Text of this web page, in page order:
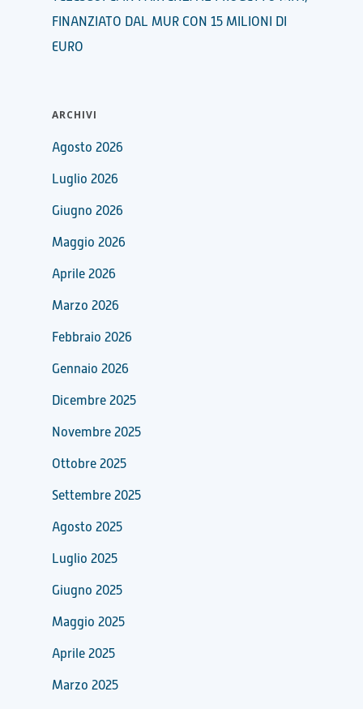
FINANZIATO DAL MUR CON 15 MILIONI DI
EURO
ARCHIVI
Agosto 2026
Luglio 2026
Giugno 2026
Maggio 2026
Aprile 2026
Marzo 2026
Febbraio 2026
Gennaio 2026
Dicembre 2025
Novembre 2025
Ottobre 2025
Settembre 2025
Agosto 2025
Luglio 2025
Giugno 2025
Maggio 2025
Aprile 2025
Marzo 2025